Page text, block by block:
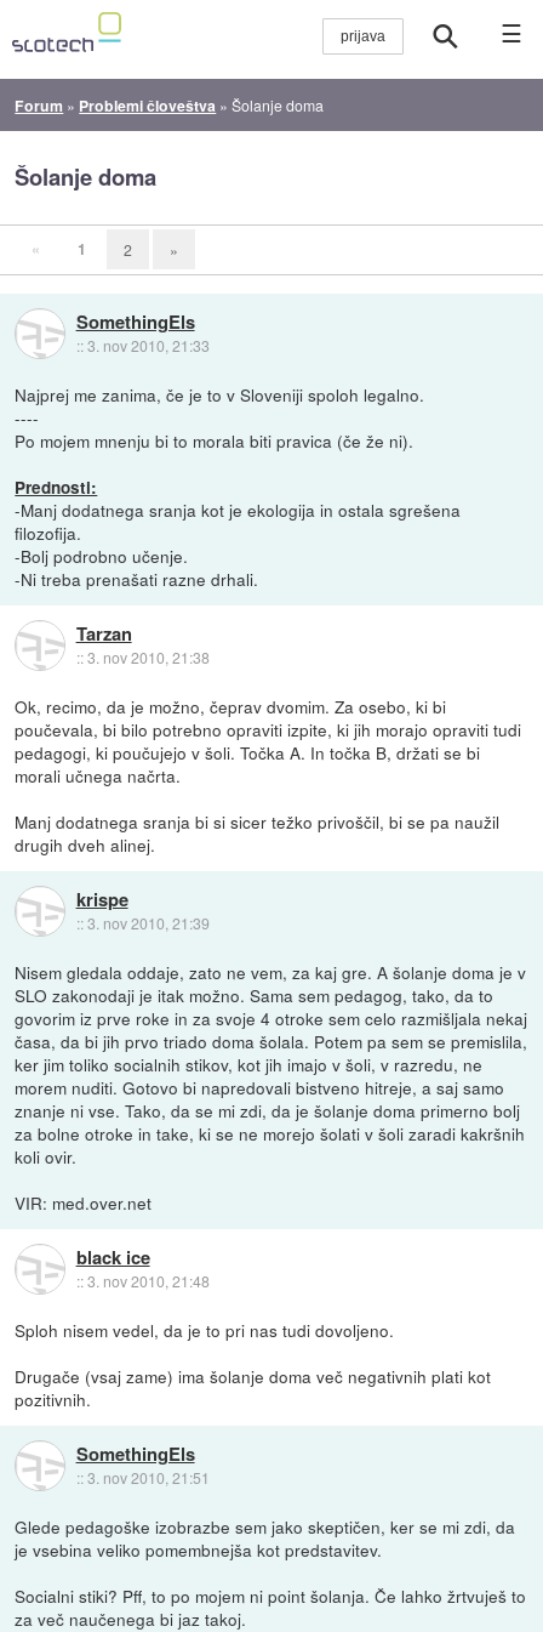
☰
Forum » Problemi človeštva »Šolanje doma
Šolanje doma
« 1 2 »
SomethingEls
::3. nov 2010, 21:33
Najprej me zanima, če je to v Sloveniji spoloh legalno.
----
Po mojem mnenju bi to morala biti pravica (če že ni).
Prednosti:
-Manj dodatnega sranja kot je ekologija in ostala sgrešena
filozofija.
-Bolj podrobno učenje.
-Ni treba prenašati razne drhali.
Tarzan
::3. nov 2010, 21:38
Ok, recimo, da je možno, čeprav dvomim. Za osebo, ki bi
poučevala, bi bilo potrebno opraviti izpite, ki jih morajo opraviti tudi
pedagogi, ki poučujejo v šoli. Točka A. In točka B, držati se bi
morali učnega načrta.
Manj dodatnega sranja bi si sicer težko privoščil, bi se pa naužil
drugih dveh alinej.
krispe
::3. nov 2010, 21:39
Nisem gledala oddaje, zato ne vem, za kaj gre. A šolanje doma je v
SLO zakonodaji je itak možno. Sama sem pedagog, tako, da to
govorim iz prve roke in za svoje 4 otroke sem celo razmišljala nekaj
časa, da bi jih prvo triado doma šolala. Potem pa sem se premislila,
ker jim toliko socialnih stikov, kot jih imajo v šoli, v razredu, ne
morem nuditi. Gotovo bi napredovali bistveno hitreje, a saj samo
znanje ni vse. Tako, da se mi zdi, da je šolanje doma primerno bolj
za bolne otroke in take, ki se ne morejo šolati v šoli zaradi kakršnih
koli ovir.
VIR: med.over.net
black ice
::3. nov 2010, 21:48
Sploh nisem vedel, da je to pri nas tudi dovoljeno.
Drugače (vsaj zame) ima šolanje doma več negativnih plati kot
pozitivnih.
SomethingEls
::3. nov 2010, 21:51
Glede pedagoške izobrazbe sem jako skeptičen, ker se mi zdi, da
je vsebina veliko pomembnejša kot predstavitev.
Socialni stiki? Pff, to po mojem ni point šolanja. Če lahko žrtvuješ to
za več naučenega bi jaz takoj.